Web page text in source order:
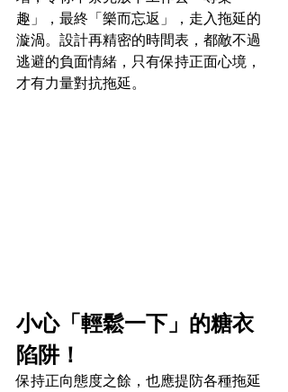
趣」，最終「樂而忘返」，走入拖延的
漩渦。設計再精密的時間表，都敵不過
逃避的負面情緒，只有保持正面心境，
才有力量對抗拖延。
小心「輕鬆一下」的糖衣
陷阱！
保持正向態度之餘，也應提防各種拖延